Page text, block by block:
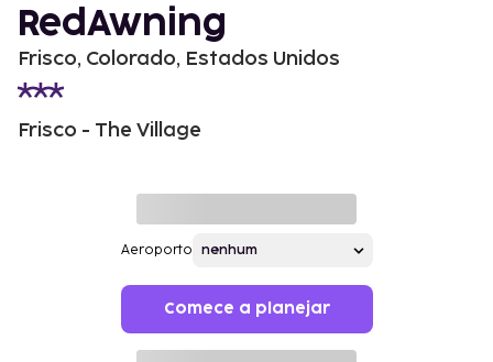
RedAwning
Frisco, Colorado, Estados Unidos
Frisco - The Village
Aeroporto
Comece a planejar